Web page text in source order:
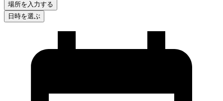
場所を入力する
日時を選ぶ